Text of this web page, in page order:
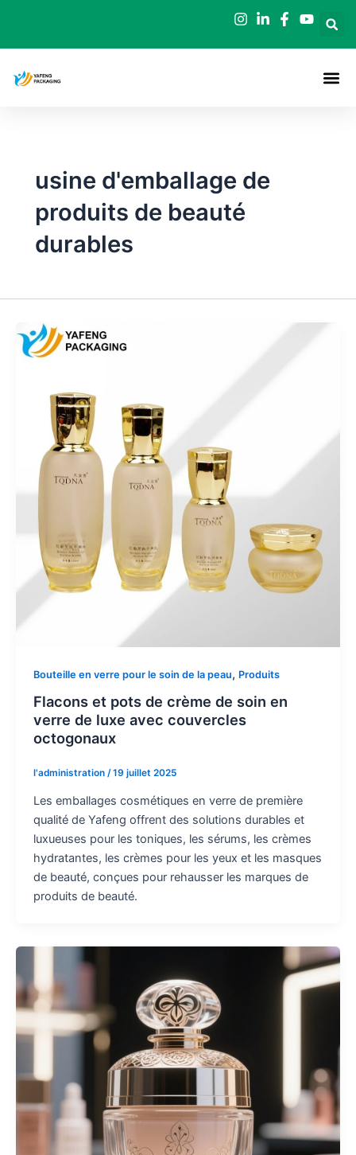
contenu
usine d'emballage de
produits de beauté
durables
Bouteille en verre pour le soin de la peau, Produits
Flacons et pots de crème de soin en
verre de luxe avec couvercles
octogonaux
l'administration /19 juillet 2025
Les emballages cosmétiques en verre de première
qualité de Yafeng offrent des solutions durables et
luxueuses pour les toniques, les sérums, les crèmes
hydratantes, les crèmes pour les yeux et les masques
de beauté, conçues pour rehausser les marques de
produits de beauté.